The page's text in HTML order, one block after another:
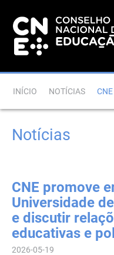
INÍCIO NOTÍCIAS CNE
Notícias
CNE promove
Universidade
e discutir
educativas e
2026-05-19